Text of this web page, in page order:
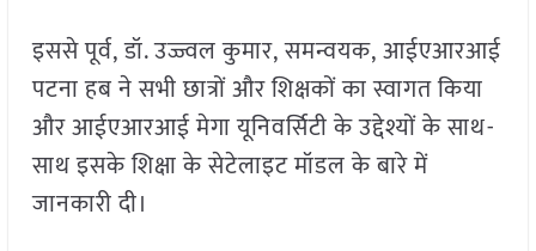
इससे पूर्व, डॉ. उज्ज्वल कुमार, समन्वयक, आईएआरआई
पटना हब ने सभी छात्रों और शिक्षकों का स्वागत किया
और आईएआरआई मेगा यूनिवर्सिटी के उद्देश्यों के साथ-
साथ इसके शिक्षा के सेटेलाइट मॉडल के बारे में
जानकारी दी।